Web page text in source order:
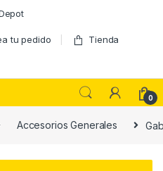
tu pedido Tienda
0
Accesorios Generales